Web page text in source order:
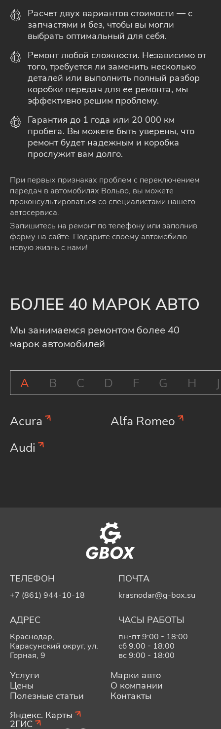
Расчет двух вариантов стоимости — с
запчастями и без, чтобы вы могли
выбрать оптимальный для себя.
Ремонт любой сложности. Независимо от
того, требуется ли заменить несколько
деталей или выполнить полный разбор
коробки передач для ее ремонта, мы
эффективно решим проблему.
Гарантия до 1 года или 20 000 км
пробега. Вы можете быть уверены, что
ремонт будет надежным и коробка
прослужит вам долго.
При первых признаках проблем с переключением
передач в автомобилях Вольво, вы можете
проконсультироваться со специалистами нашего
автосервиса.
Запишитесь на ремонт по телефону или заполнив
форму на сайте. Подарите своему автомобилю
новую жизнь с нами!
БОЛЕЕ 40 МАРОК АВТО
Мы занимаемся ремонтом более 40
марок автомобилей
A B C D F G H J
Acura
Alfa Romeo
Audi
ТЕЛЕФОН
+7 (861) 944-10-18
ПОЧТА
krasnodar@g-box.su
АДРЕС
Краснодар,
Карасунский округ, ул.
Горная, 9
ЧАСЫ РАБОТЫ
пн-пт 9:00 - 18:00
сб 9:00 - 18:00
вс 9:00 - 18:00
Услуги
Марки авто
Цены
О компании
Полезные статьи
Контакты
Яндекс. Карты
2ГИС